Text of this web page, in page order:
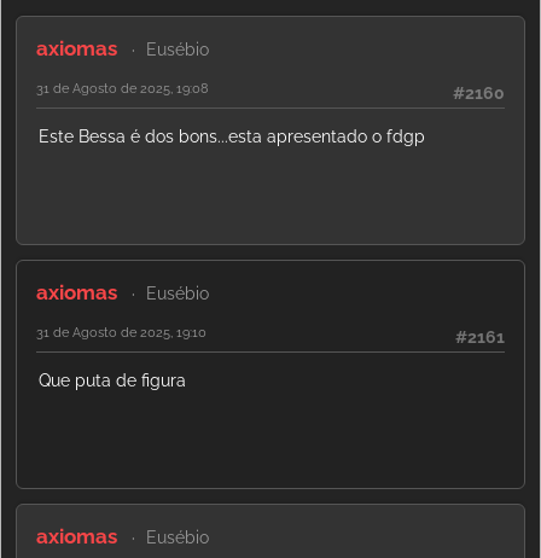
axiomas Eusébio
#2160
31 de Agosto de 2025, 19:08
Este Bessa é dos bons...esta apresentado o fdgp
axiomas Eusébio
#2161
31 de Agosto de 2025, 19:10
Que puta de figura
axiomas Eusébio